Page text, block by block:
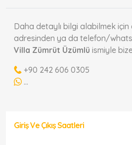
Daha detaylı bilgi alabilmek
adresinden ya da telefon/
Villa Zümrüt Üzümlü ismiyle
+90 242 606 0305
...
Giriş Ve Çıkış Saatleri